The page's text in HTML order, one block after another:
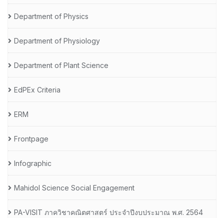
Department of Physics
Department of Physiology
Department of Plant Science
EdPEx Criteria
ERM
Frontpage
Infographic
Mahidol Science Social Engagement
PA-VISIT ภาควิชาคณิตศาสตร์ ประจำปีงบประมาณ พ.ศ. 2564